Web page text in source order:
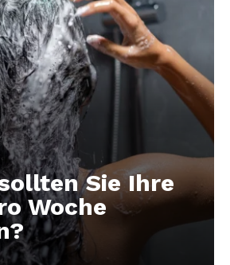
Sie Ihre
Woche